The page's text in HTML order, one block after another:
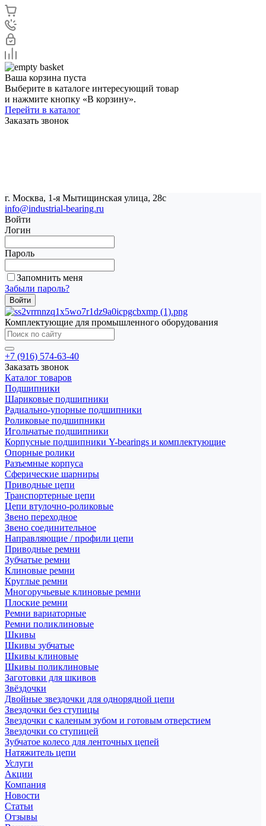
Ваша корзина пуста
Выберите в каталоге интересующий товар
и нажмите кнопку «В корзину».
Перейти в каталог
Заказать звонок
г. Москва, 1-я Мытищинская улица, 28с
info@industrial-bearing.ru
Войти
Логин
Пароль
Запомнить меня
Забыли пароль?
Комплектующие для промышленного оборудования
+7 (916) 574-63-40
Заказать звонок
Каталог товаров
Подшипники
Шариковые подшипники
Радиально-упорные подшипники
Роликовые подшипники
Игольчатые подшипники
Корпусные подшипники Y-bearings и комплектующие
Опорные ролики
Разъемные корпуса
Сферические шарниры
Приводные цепи
Транспортерные цепи
Цепи втулочно-роликовые
Звено переходное
Звено соединительное
Направляющие / профили цепи
Приводные ремни
Зубчатые ремни
Клиновые ремни
Круглые ремни
Многоручьевые клиновые ремни
Плоские ремни
Ремни вариаторные
Ремни поликлиновые
Шкивы
Шкивы зубчатые
Шкивы клиновые
Шкивы поликлиновые
Заготовки для шкивов
Звёздочки
Двойные звездочки для однорядной цепи
Звездочки без ступицы
Звездочки с каленым зубом и готовым отверстием
Звездочки со ступицей
Зубчатое колесо для ленточных цепей
Натяжитель цепи
Услуги
Акции
Компания
Новости
Статьи
Отзывы